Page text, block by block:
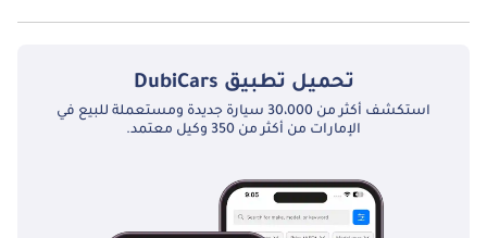
نعم توفر فورد F 150 Raptor 3.5L V6 فتحة السقف كخيار.
تحميل تطبيق DubiCars
استكشف أكثر من 30،000 سيارة جديدة ومستعملة للبيع في
الإمارات من أكثر من 350 وكيل معتمد.